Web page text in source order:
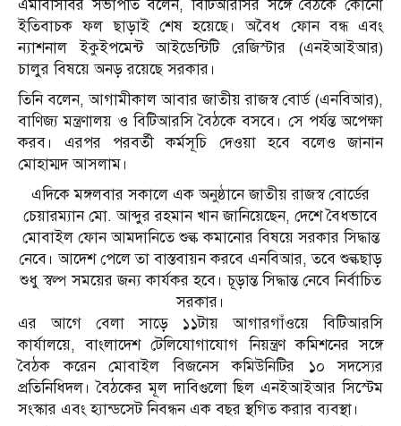
এমবিসিবির সভাপতি বলেন, বিটিআরসির সঙ্গে বৈঠকে কোনো
ইতিবাচক ফল ছাড়াই শেষ হয়েছে। অবৈধ ফোন বন্ধ এবং
ন্যাশনাল ইকুইপমেন্ট আইডেন্টিটি রেজিস্টার (এনইআইআর)
চালুর বিষয়ে অনড় রয়েছে সরকার।
তিনি বলেন, আগামীকাল আবার জাতীয় রাজস্ব বোর্ড (এনবিআর),
বাণিজ্য মন্ত্রণালয় ও বিটিআরসি বৈঠকে বসবে। সে পর্যন্ত অপেক্ষা
করব। এরপর পরবর্তী কর্মসূচি দেওয়া হবে বলেও জানান
মোহাম্মদ আসলাম।
এদিকে মঙ্গলবার সকালে এক অনুষ্ঠানে জাতীয় রাজস্ব বোর্ডের
চেয়ারম্যান মো. আব্দুর রহমান খান জানিয়েছেন, দেশে বৈধভাবে
মোবাইল ফোন আমদানিতে শুল্ক কমানোর বিষয়ে সরকার সিদ্ধান্ত
নেবে। আদেশ পেলে তা বাস্তবায়ন করবে এনবিআর, তবে শুল্কছাড়
শুধু স্বল্প সময়ের জন্য কার্যকর হবে। চূড়ান্ত সিদ্ধান্ত নেবে নির্বাচিত
সরকার।
এর আগে বেলা সাড়ে ১১টায় আগারগাঁওয়ে বিটিআরসি
কার্যালয়ে, বাংলাদেশ টেলিযোগাযোগ নিয়ন্ত্রণ কমিশনের সঙ্গে
বৈঠক করেন মোবাইল বিজনেস কমিউনিটির ১০ সদস্যের
প্রতিনিধিদল। বৈঠকের মূল দাবিগুলো ছিল এনইআইআর সিস্টেম
সংস্কার এবং হ্যান্ডসেট নিবন্ধন এক বছর স্থগিত করার ব্যবস্থা।